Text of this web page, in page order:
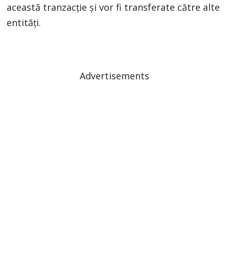
această tranzacție și vor fi transferate către alte
entități.
Advertisements